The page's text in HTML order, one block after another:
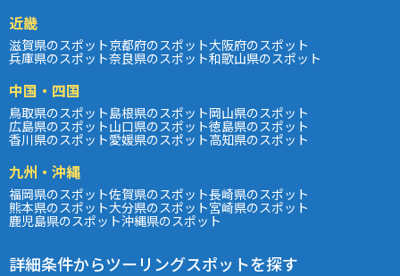
近畿
滋賀県のスポット京都府のスポット大阪府のスポット
兵庫県のスポット奈良県のスポット和歌山県のスポット
中国・四国
鳥取県のスポット島根県のスポット岡山県のスポット
広島県のスポット山口県のスポット徳島県のスポット
香川県のスポット愛媛県のスポット高知県のスポット
九州・沖縄
福岡県のスポット佐賀県のスポット長崎県のスポット
熊本県のスポット大分県のスポット宮崎県のスポット
鹿児島県のスポット沖縄県のスポット
詳細条件からツーリングスポットを探す